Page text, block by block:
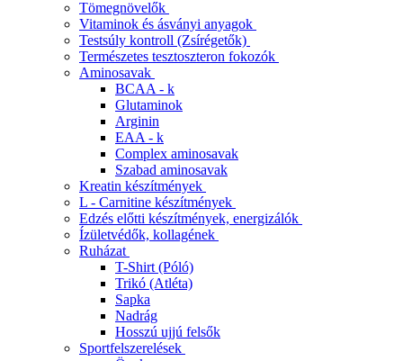
Tömegnövelők
Vitaminok és ásványi anyagok
Testsúly kontroll (Zsírégetők)
Természetes tesztoszteron fokozók
Aminosavak
BCAA - k
Glutaminok
Arginin
EAA - k
Complex aminosavak
Szabad aminosavak
Kreatin készítmények
L - Carnitine készítmények
Edzés előtti készítmények, energizálók
Ízületvédők, kollagének
Ruházat
T-Shirt (Póló)
Trikó (Atléta)
Sapka
Nadrág
Hosszú ujjú felsők
Sportfelszerelések